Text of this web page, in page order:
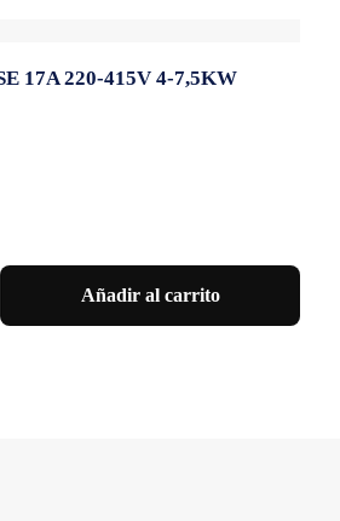
17A 220-415V 4-7,5KW
Añadir al carrito